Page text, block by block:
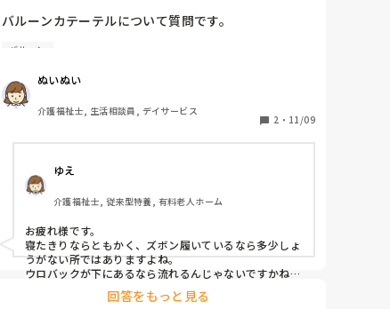
バルーンカテーテルについて質問です。
バルーンカテーテルの利用者がいて
ウロバックを膀胱下にというのはわかるんですが
チューブがおへそ上まで上がって降りているのは大丈
夫なのでしょうか？
腰横からチューブが出てきているので折れてはいませ
バルーン
ぬいぬい
介護福祉士, 生活相談員, デイサービス
2 ・ 11/09
ゆえ
介護福祉士, 従来型特養, 有料老人ホーム
お疲れ様です。
寝たきりならともかく、ズボン履いているなら多少しょ
うがない所ではありますよね。
ウロバックが下にあるなら流れるんじゃないですかね？
全く貯まらないなら改善必要ですが
回答をもっと見る